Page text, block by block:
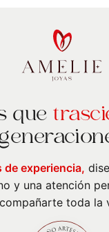
que
de experiencia,
y una atención
toda la